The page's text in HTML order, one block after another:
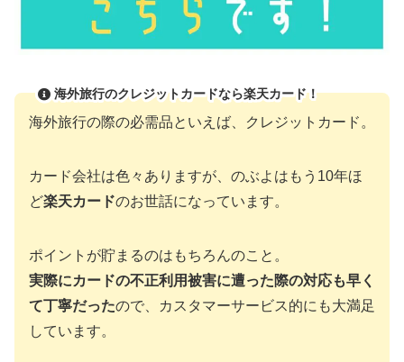
海外旅行のクレジットカードなら楽天カード！
海外旅行の際の必需品といえば、クレジットカード。
カード会社は色々ありますが、のぶよはもう10年ほ
ど楽天カードのお世話になっています。
ポイントが貯まるのはもちろんのこと。
実際にカードの不正利用被害に遭った際の対応も早く
て丁寧だったので、カスタマーサービス的にも大満足
しています。